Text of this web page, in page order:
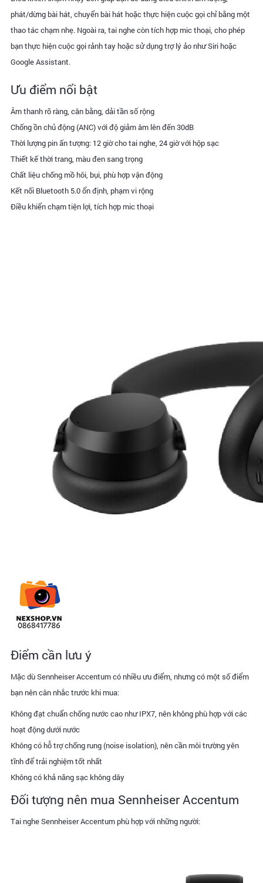
phát/dừng bài hát, chuyển bài hát hoặc thực hiện cuộc gọi chỉ bằng một
thao tác chạm nhẹ. Ngoài ra, tai nghe còn tích hợp mic thoại, cho phép
bạn thực hiện cuộc gọi rảnh tay hoặc sử dụng trợ lý ảo như Siri hoặc
Google Assistant.
Ưu điểm nổi bật
Âm thanh rõ ràng, cân bằng, dải tần số rộng
Chống ồn chủ động (ANC) với độ giảm âm lên đến 30dB
Thời lượng pin ấn tượng: 12 giờ cho tai nghe, 24 giờ với hộp sạc
Thiết kế thời trang, màu đen sang trọng
Chất liệu chống mồ hôi, bụi, phù hợp vận động
Kết nối Bluetooth 5.0 ổn định, phạm vi rộng
Điều khiển chạm tiện lợi, tích hợp mic thoại
Điểm cần lưu ý
Mặc dù Sennheiser Accentum có nhiều ưu điểm, nhưng có một số điểm
bạn nên cân nhắc trước khi mua:
Không đạt chuẩn chống nước cao như IPX7, nên không phù hợp với các
hoạt động dưới nước
Không có hỗ trợ chống rung (noise isolation), nên cần môi trường yên
tĩnh để trải nghiệm tốt nhất
Không có khả năng sạc không dây
Đối tượng nên mua Sennheiser Accentum
Tai nghe Sennheiser Accentum phù hợp với những người: